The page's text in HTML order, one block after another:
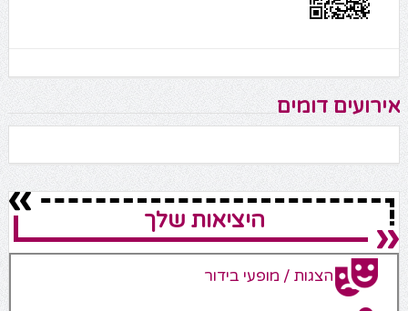
אירועים דומים
היציאות שלך
הצגות / מופעי בידור